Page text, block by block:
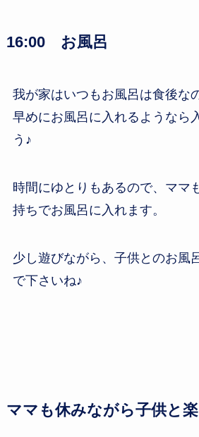
16:00 お風呂
我が家はいつもお風呂は食後な
早めにお風呂に入れるようなら
う♪
時間にゆとりもあるので、ママ
持ちでお風呂に入れます。
少し遊びながら、子供とのお風
で下さいね♪
ママも休みながら子供と